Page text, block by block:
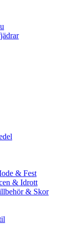
& Fest
& Idrott
& Skor